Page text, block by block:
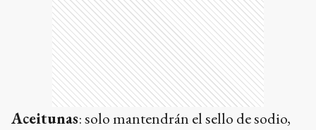
Aceitunas: solo mantendrán el sello de sodio,